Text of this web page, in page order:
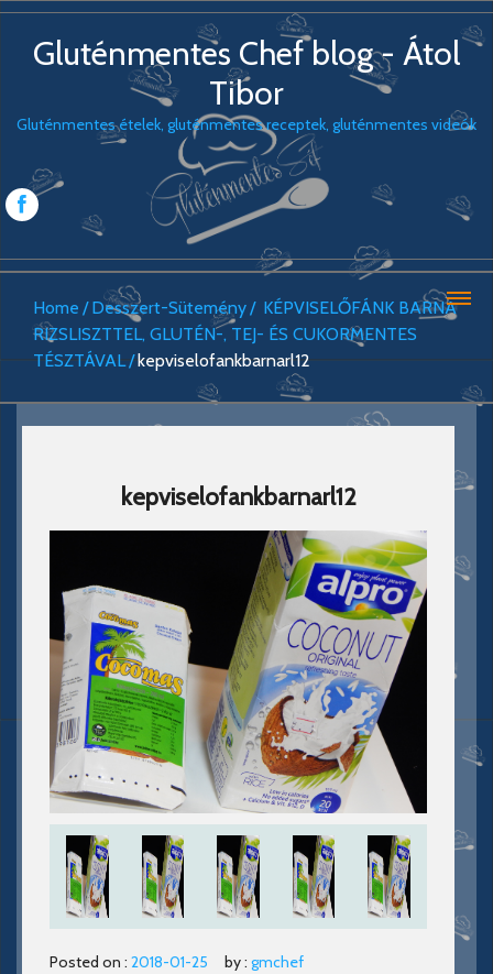
Gluténmentes Chef blog - Átol
Tibor
Gluténmentes ételek, gluténmentes receptek, gluténmentes videók
Home Desszert-Sütemény
KÉPVISELŐFÁNK BARNA
RIZSLISZTTEL, GLUTÉN-, TEJ- ÉS CUKORMENTES
TÉSZTÁVAL kepviselofankbarnarl12
kepviselofankbarnarl12
Posted on : 2018-01-25 by : gmchef